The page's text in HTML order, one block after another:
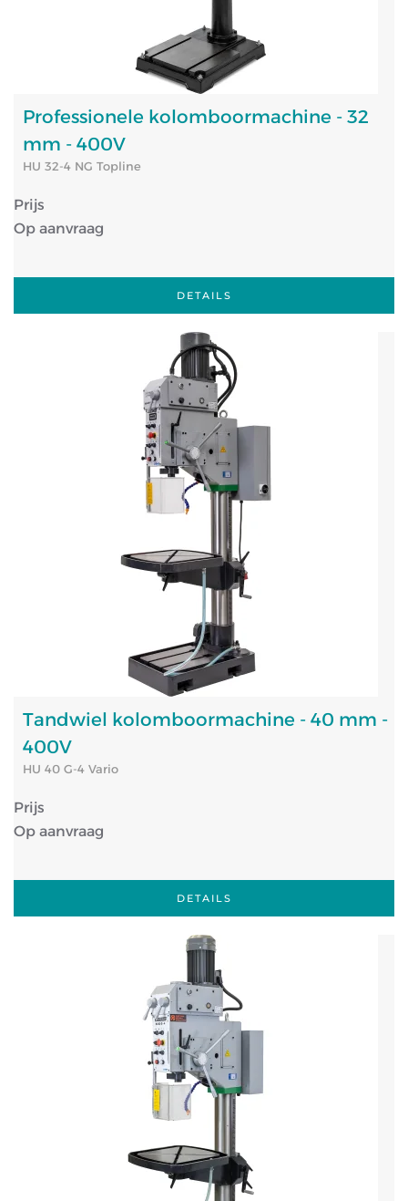
Professionele kolomboormachine - 32
mm - 400V
HU 32-4 NG Topline
Prijs
Op aanvraag
DETAILS
Tandwiel kolomboormachine - 40 mm -
400V
HU 40 G-4 Vario
Prijs
Op aanvraag
DETAILS